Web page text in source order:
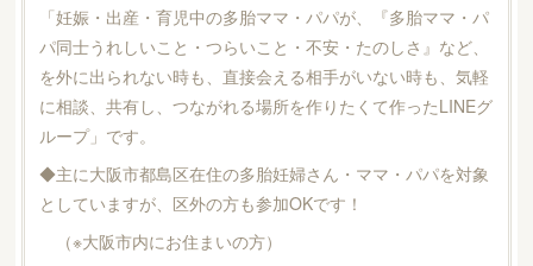
「妊娠・出産・育児中の多胎ママ・パパが、『多胎ママ・パ
パ同士うれしいこと・つらいこと・不安・たのしさ』など、
を外に出られない時も、直接会える相手がいない時も、気軽
に相談、共有し、つながれる場所を作りたくて作ったLINEグ
ループ」です。
◆主に大阪市都島区在住の多胎妊婦さん・ママ・パパを対象
としていますが、区外の方も参加OKです！
（※大阪市内にお住まいの方）